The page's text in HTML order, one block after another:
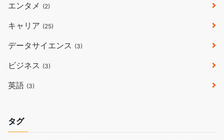
エンタメ (2)
キャリア (25)
データサイエンス (3)
ビジネス (3)
英語 (3)
タグ